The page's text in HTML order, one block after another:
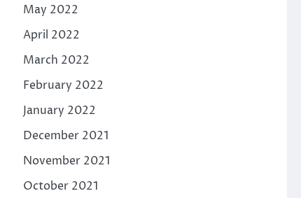
May 2022
April 2022
March 2022
February 2022
January 2022
December 2021
November 2021
October 2021